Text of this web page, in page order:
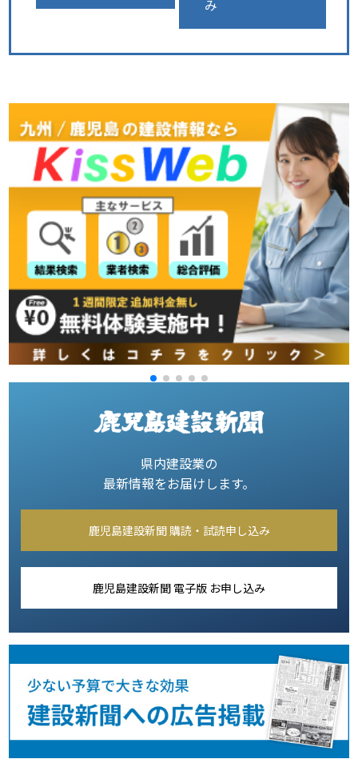
み
県内建設業の
最新情報をお届けします。
鹿児島建設新聞 購読・試読申し込み
鹿児島建設新聞 電子版 お申し込み